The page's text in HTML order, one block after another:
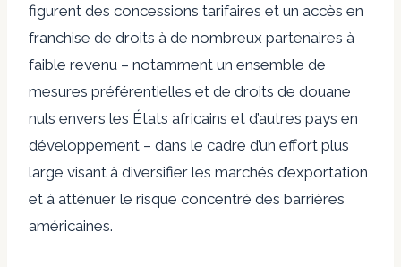
figurent des concessions tarifaires et un accès en
franchise de droits à de nombreux partenaires à
faible revenu – notamment un ensemble de
mesures préférentielles et de droits de douane
nuls envers les États africains et d’autres pays en
développement – ​​dans le cadre d’un effort plus
large visant à diversifier les marchés d’exportation
et à atténuer le risque concentré des barrières
américaines.